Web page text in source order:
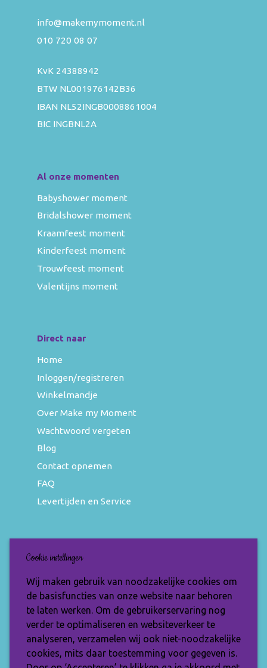
info@makemymoment.nl
010 720 08 07
KvK 24388942
BTW NL001976142B36
IBAN NL52INGB0008861004
BIC INGBNL2A
Al onze momenten
Babyshower moment
Bridalshower moment
Kraamfeest moment
Kinderfeest moment
Trouwfeest moment
Valentijns moment
Direct naar
Home
Inloggen/registreren
Winkelmandje
Over Make my Moment
Wachtwoord vergeten
Blog
Contact opnemen
FAQ
Levertijden en Service
Nieuwsbrief
Wil jij op de hoogte blijven van de nieuwste
items en speciale aanbiedingen? Vul je e-
mailadres dan in en ontvang de Make My
Moment nieuwsbrief.
Cookie instellingen
Wij maken gebruik van noodzakelijke cookies om
de basisfuncties van onze website naar behoren
te laten werken. Om de gebruikerservaring nog
verder te optimaliseren en websiteverkeer te
analyseren, verzamelen wij ook niet-noodzakelijke
cookies, mits daar toestemming voor gegeven is.